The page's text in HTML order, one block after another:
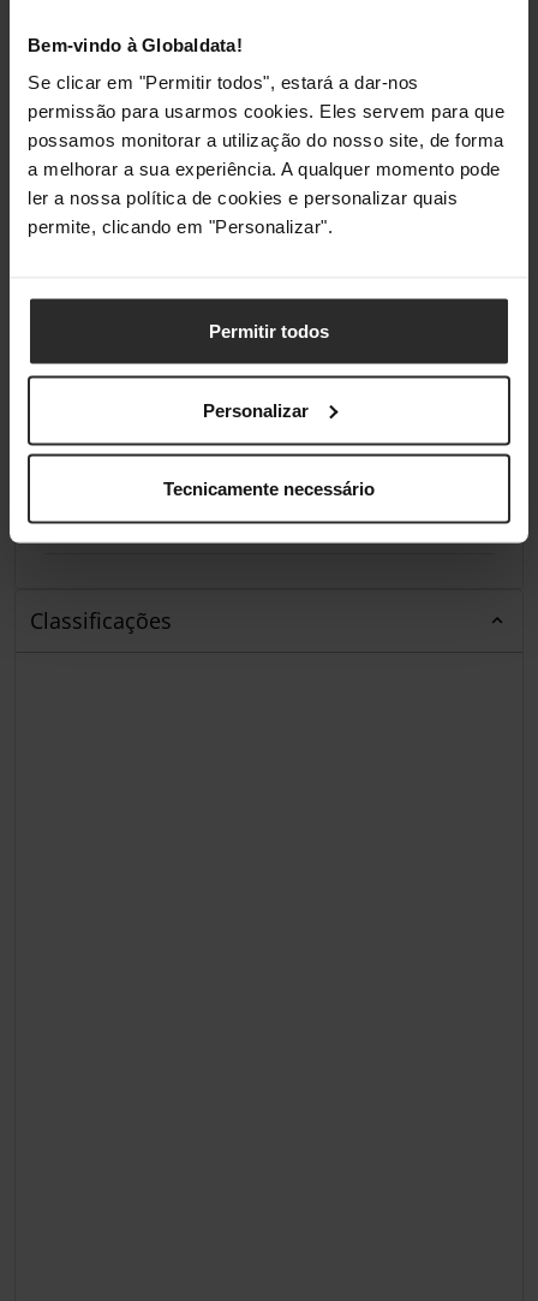
Bem-vindo à Globaldata!
Se clicar em "Permitir todos", estará a dar-nos
permissão para usarmos cookies. Eles servem para que
possamos monitorar a utilização do nosso site, de forma
a melhorar a sua experiência. A qualquer momento pode
ler a nossa política de cookies e personalizar quais
permite, clicando em "Personalizar".
Permitir todos
Personalizar
Tecnicamente necessário
Peso
Embalagem
Comprimento da embalagem 160 mm
Profundidade da embalagem
Cabos USB Type-C
Classificações